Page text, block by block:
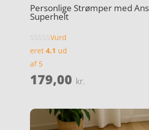
Personlige Strømper med
Superhelt
Vurd
eret 4.1 ud
af 5
179,00 kr.